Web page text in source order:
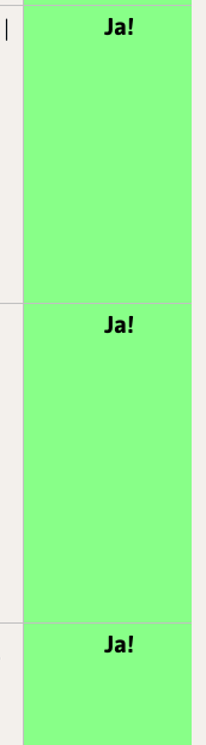
|
Ja!
Ja!
Ja!